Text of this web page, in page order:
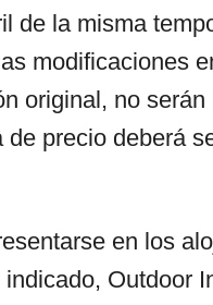
de la misma
modificaciones
original, no
precio deberá
en los
Outdoor